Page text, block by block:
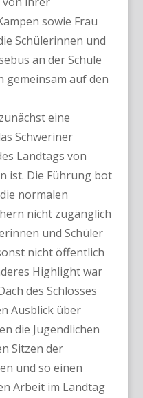
sowie Frau
Schülerinnen und
an der Schule
gemeinsam auf den
eine
Schweriner
Landtags von
ist. Die Führung bot
normalen
nicht zugänglich
und Schüler
nicht öffentlich
Highlight war
des Schlosses
Ausblick über
die Jugendlichen
Sitzen der
und so einen
Arbeit im Landtag